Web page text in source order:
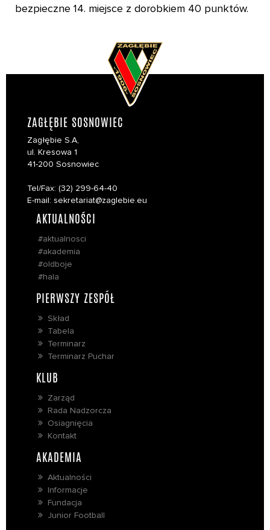
bezpieczne 14. miejsce z dorobkiem 40 punktów.
ZAGŁĘBIE SOSNOWIEC
Zagłębie S.A,
ul. Kresowa 1
41-200 Sosnowiec
Tel/Fax: (32) 299-64-40
E-mail: sekretariat@zaglebie.eu
AKTUALNOŚCI
#aktualnosci
#akademia
#oldboje
#hala
PIERWSZY ZESPÓŁ
Skład
Tabela
Terminarz
Terminarz Puchar
KLUB
Zarząd
Rada Nadzorcza
Osiagnięcia
Kontakt
AKADEMIA
Aktualności
Informacje
Fundacja
Junior Football